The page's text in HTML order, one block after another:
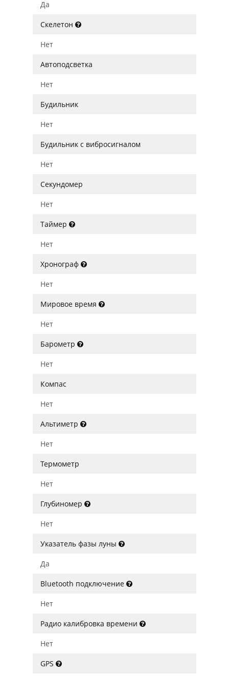
Да
Скелетон
Нет
Автоподсветка
Нет
Будильник
Нет
Будильник с вибросигналом
Нет
Секундомер
Нет
Таймер
Нет
Хронограф
Нет
Мировое время
Нет
Барометр
Нет
Компас
Нет
Альтиметр
Нет
Термометр
Нет
Глубиномер
Нет
Указатель фазы луны
Да
Bluetooth подключение
Нет
Радио калибровка времени
Нет
GPS